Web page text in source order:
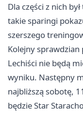
Dla części z nich
takie sparingi
szerszego
Kolejny
Lechiści nie będą
wyniku. Następny
najbliższą sobotę,
będzie Star